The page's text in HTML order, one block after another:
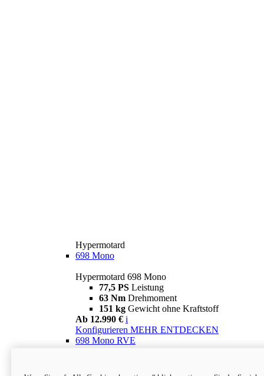
Hypermotard
698 Mono
Hypermotard 698 Mono
77,5 PS Leistung
63 Nm Drehmoment
151 kg Gewicht ohne Kraftstoff
Ab 12.990 € i
Konfigurieren MEHR ENTDECKEN
698 Mono RVE
77,5 PS
Leistung